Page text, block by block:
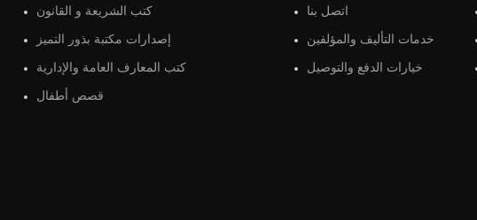
كتب الشريعة و القانون
إصدارات مكتبة بذور التميز
كتب المعارف العامة والإدارية
قصص أطفال
اتصل بنا
خدمات التأليف والمؤلفين
خيارات الدفع والتوصيل